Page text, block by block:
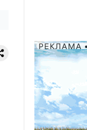
РЕКЛАМА •